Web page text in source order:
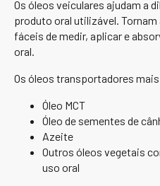
Os óleos veiculares ajudam a
produto oral utilizável. Tornam
fáceis de medir, aplicar e
oral.
Os óleos transportadores
Óleo MCT
Óleo de sementes de
Azeite
Outros óleos vegetais
uso oral